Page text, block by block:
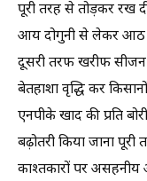
पूरी तरह से तोड़कर रख
आय दोगुनी से लेकर आठ
दूसरी तरफ खरीफ
बेतहाशा वृद्धि कर
एनपीके खाद की प्रति
बढ़ोतरी किया जाना
काश्तकारों पर असहनीय